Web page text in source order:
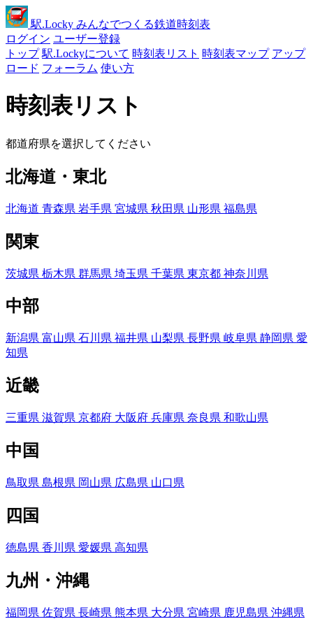
駅.Locky みんなでつくる鉄道時刻表
ログイン ユーザー登録
トップ 駅.Lockyについて 時刻表リスト 時刻表マップ アップ
ロード フォーラム 使い方
時刻表リスト
都道府県を選択してください
北海道・東北
北海道 青森県 岩手県 宮城県 秋田県 山形県 福島県
関東
茨城県 栃木県 群馬県 埼玉県 千葉県 東京都 神奈川県
中部
新潟県 富山県 石川県 福井県 山梨県 長野県 岐阜県 静岡県 愛
知県
近畿
三重県 滋賀県 京都府 大阪府 兵庫県 奈良県 和歌山県
中国
鳥取県 島根県 岡山県 広島県 山口県
四国
徳島県 香川県 愛媛県 高知県
九州・沖縄
福岡県 佐賀県 長崎県 熊本県 大分県 宮崎県 鹿児島県 沖縄県